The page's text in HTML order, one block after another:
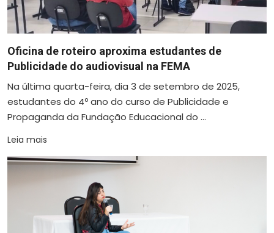
Oficina de roteiro aproxima estudantes de
Publicidade do audiovisual na FEMA
Na última quarta-feira, dia 3 de setembro de 2025,
estudantes do 4º ano do curso de Publicidade e
Propaganda da Fundação Educacional do ...
Leia mais